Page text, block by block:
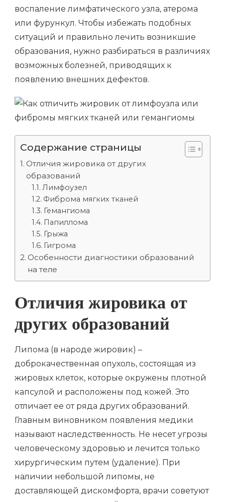
ИЛИ
ГЕМАНГИОМЫ
воспаление лимфатического узла, атерома
или фурункул. Чтобы избежать подобных
ситуаций и правильно лечить возникшие
образования, нужно разбираться в различиях
возможных болезней, приводящих к
появлению внешних дефектов.
Содержание страницы
Отличия жировика от других
образований
Лимфоузел
Фиброма мягких тканей
Гемангиома
Папиллома
Грыжа
Гигрома
Особенности диагностики образований
на теле
Отличия жировика от
других образований
Липома (в народе жировик) –
доброкачественная опухоль, состоящая из
жировых клеток, которые окружены плотной
капсулой и расположены под кожей. Это
отличает ее от ряда других образований.
Главным виновником появления медики
называют наследственность. Не несет угрозы
человеческому здоровью и лечится только
хирургическим путем (удаление). При
наличии небольшой липомы, не
доставляющей дискомфорта, врачи советуют